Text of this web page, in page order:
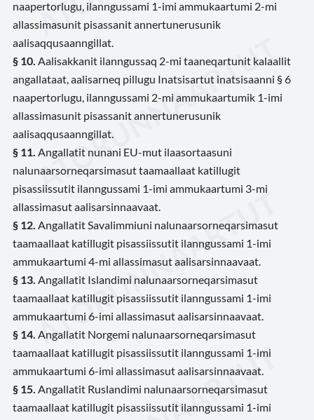
naapertorlugu, ilanngussami 1-imi ammukaartumi 2-mi
allassimasunit pisassanit annertunerusunik
aalisaqqusaanngillat.
§ 10. Aalisakkanit ilanngussaq 2-mi taaneqartunit kalaallit
angallataat, aalisarneq pillugu Inatsisartut inatsisaanni § 6
naapertorlugu, ilanngussami 2-mi ammukaartumik 1-imi
allassimasunit pisassanit annertunerusunik
aalisaqqusaanngillat.
§ 11. Angallatit nunani EU-mut ilaasortaasuni
nalunaarsorneqarsimasut taamaallaat katillugit
pisassiissutit ilanngussami 1-imi ammukaartumi 3-mi
allassimasut aalisarsinnaavaat.
§ 12. Angallatit Savalimmiuni nalunaarsorneqarsimasut
taamaallaat katillugit pisassiissutit ilanngussami 1-imi
ammukaartumi 4-mi allassimasut aalisarsinnaavaat.
§ 13. Angallatit Islandimi nalunaarsorneqarsimasut
taamaallaat katillugit pisassiissutit ilanngussami 1-imi
ammukaartumi 6-imi allassimasut aalisarsinnaavaat.
§ 14. Angallatit Norgemi nalunaarsorneqarsimasut
taamaallaat katillugit pisassiissutit ilanngussami 1-imi
ammukaartumi 6-imi allassimasut aalisarsinnaavaat.
§ 15. Angallatit Ruslandimi nalunaarsorneqarsimasut
taamaallaat katillugit pisassiissutit ilanngussami 1-imi